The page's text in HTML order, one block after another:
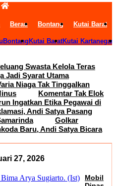
Berau Bontang Kutai Barat
Bontang Kutai BaratKutai
Swasta Kelola Teras
Jadi Syarat Utama
Niaga Tak Tinggalkan
Komentar Tak Elok
Ingatkan Etika Pegawai di
Andi Satya Pasang
Golkar
Baru, Andi Satya Bicara
27, 2026
Mobil